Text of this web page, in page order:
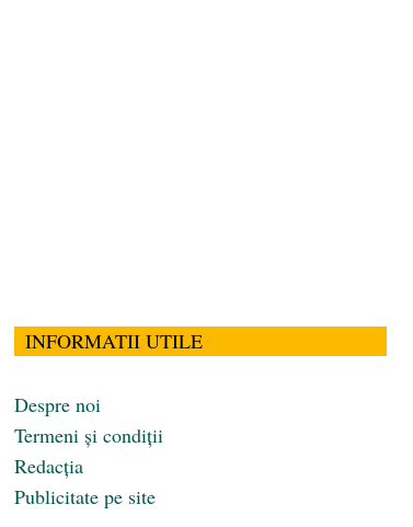
INFORMATII UTILE
Despre noi
Termeni și condiții
Redacția
Publicitate pe site